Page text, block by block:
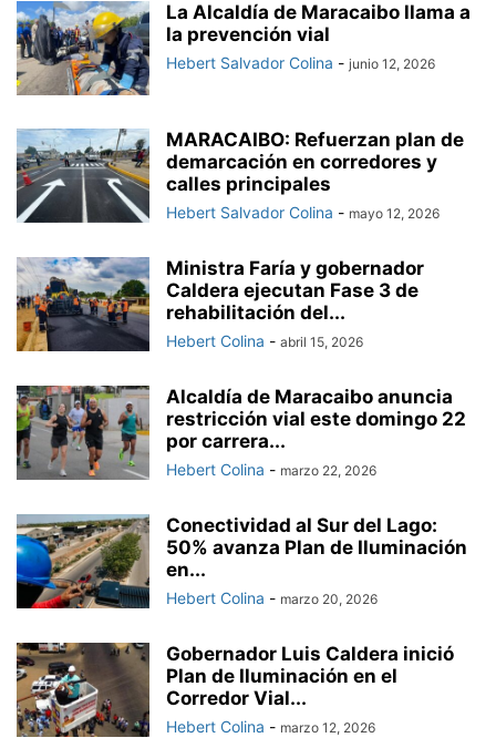
La Alcaldía de Maracaibo llama a
la prevención vial
Hebert Salvador Colina - junio 12, 2026
MARACAIBO: Refuerzan plan de
demarcación en corredores y
calles principales
Hebert Salvador Colina - mayo 12, 2026
Ministra Faría y gobernador
Caldera ejecutan Fase 3 de
rehabilitación del...
Hebert Colina - abril 15, 2026
Alcaldía de Maracaibo anuncia
restricción vial este domingo 22
por carrera...
Hebert Colina - marzo 22, 2026
Conectividad al Sur del Lago:
50% avanza Plan de Iluminación
en...
Hebert Colina - marzo 20, 2026
Gobernador Luis Caldera inició
Plan de Iluminación en el
Corredor Vial...
Hebert Colina - marzo 12, 2026